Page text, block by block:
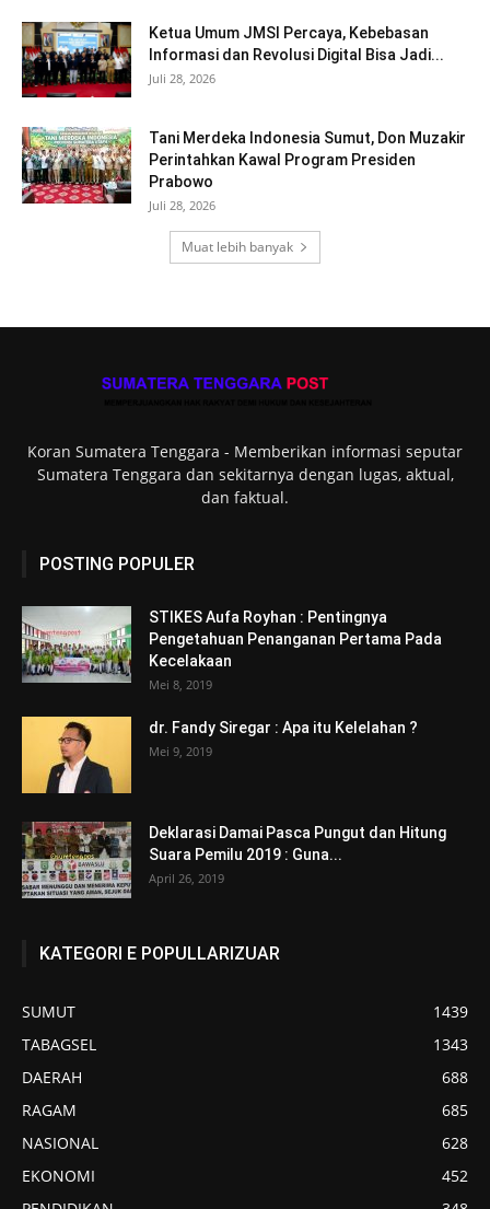
Ketua Umum JMSI Percaya, Kebebasan
Informasi dan Revolusi Digital Bisa Jadi...
Juli 28, 2026
Tani Merdeka Indonesia Sumut, Don Muzakir
Perintahkan Kawal Program Presiden
Prabowo
Juli 28, 2026
Muat lebih banyak
Koran Sumatera Tenggara - Memberikan informasi seputar
Sumatera Tenggara dan sekitarnya dengan lugas, aktual,
dan faktual.
POSTING POPULER
STIKES Aufa Royhan : Pentingnya
Pengetahuan Penanganan Pertama Pada
Kecelakaan
Mei 8, 2019
dr. Fandy Siregar : Apa itu Kelelahan ?
Mei 9, 2019
Deklarasi Damai Pasca Pungut dan Hitung
Suara Pemilu 2019 : Guna...
April 26, 2019
KATEGORI E POPULLARIZUAR
SUMUT
1439
TABAGSEL
1343
DAERAH
688
RAGAM
685
NASIONAL
628
EKONOMI
452